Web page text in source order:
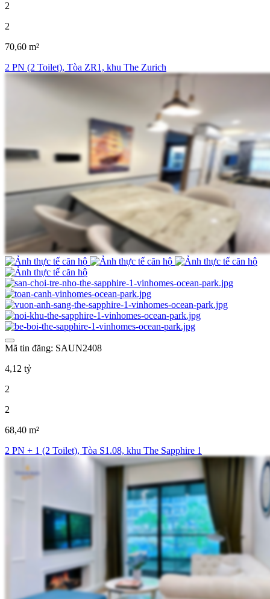
2
2
70,60 m²
2 PN (2 Toilet), Tòa ZR1, khu The Zurich
Mã tin đăng: SAUN2408
4,12 tỷ
2
2
68,40 m²
2 PN + 1 (2 Toilet), Tòa S1.08, khu The Sapphire 1